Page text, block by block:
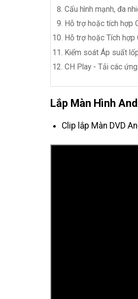
Cấu hình mạnh, đa
Hỗ trợ hoặc tích hợp
Hỗ trợ hoặc Tích hợp
Kiểm soát Áp suất
CH Play - Tải các
Lắp Màn Hình
Clip lắp Màn DVD